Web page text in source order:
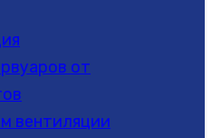
от
вентиляции